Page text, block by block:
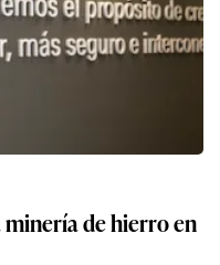
minería de hierro en